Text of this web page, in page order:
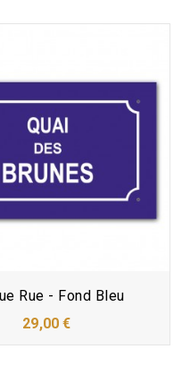
Rue - Fond Bleu
29,00 €